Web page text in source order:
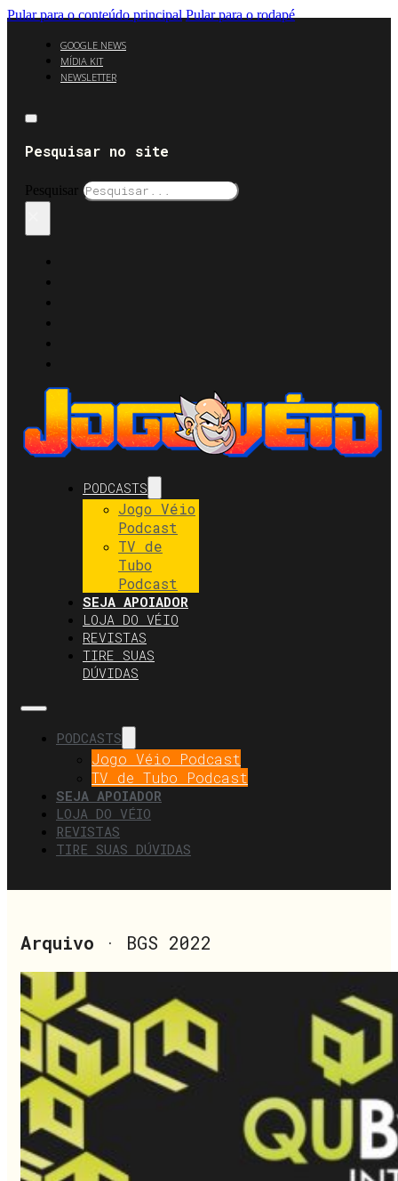
Pular para o conteúdo principal Pular para o rodapé
GOOGLE NEWS
MÍDIA KIT
NEWSLETTER
Pesquisar no site
Pesquisar
PODCASTS
Jogo Véio
Podcast
TV de
Tubo
Podcast
SEJA APOIADOR
LOJA DO VÉIO
REVISTAS
TIRE SUAS
DÚVIDAS
PODCASTS
Jogo Véio Podcast
TV de Tubo Podcast
SEJA APOIADOR
LOJA DO VÉIO
REVISTAS
TIRE SUAS DÚVIDAS
Arquivo · BGS 2022